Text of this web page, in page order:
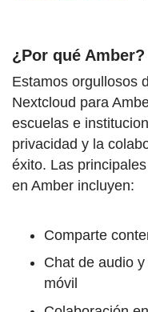
¿Por qué Amber?
Estamos orgullosos
Nextcloud para
escuelas e
privacidad y la
éxito. Las
en Amber incluyen:
Comparte
Chat de audio
móvil